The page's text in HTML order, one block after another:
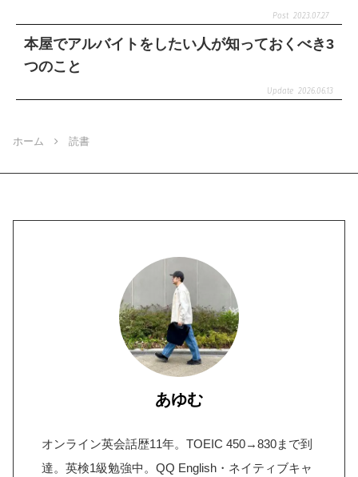
2023.07.27
本屋でアルバイトをしたい人が知っておくべき3
つのこと
2026.06.13
ホーム 読書
あゆむ
オンライン英会話歴11年。TOEIC 450→830まで到
達。英検1級勉強中。QQ English・ネイティブキャ